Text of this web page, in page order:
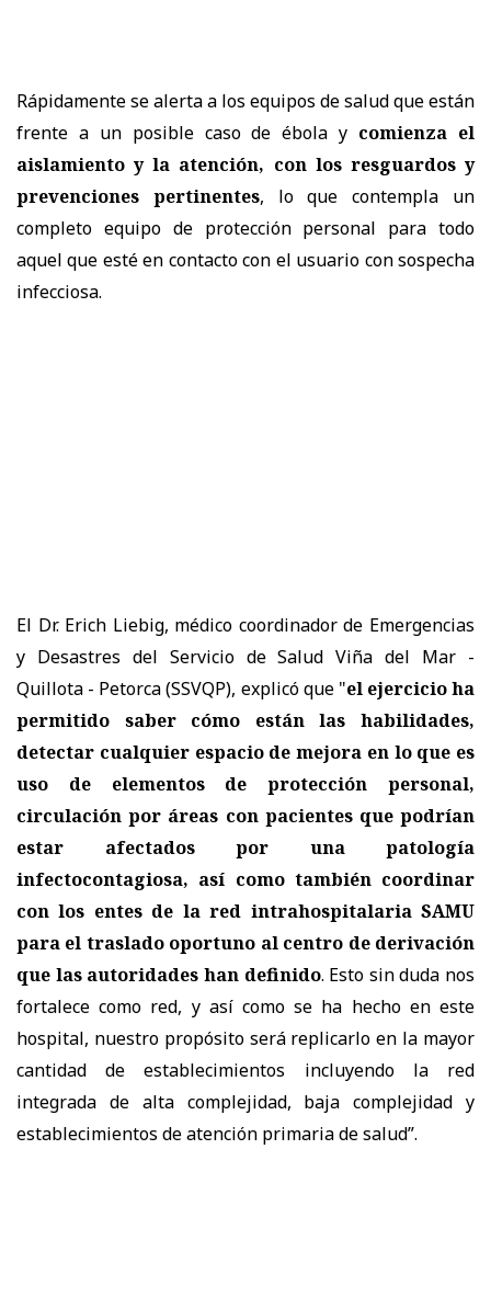
Rápidamente se alerta a los equipos de salud que están
frente a un posible caso de ébola y comienza el
aislamiento y la atención, con los resguardos y
prevenciones pertinentes, lo que contempla un
completo equipo de protección personal para todo
aquel que esté en contacto con el usuario con sospecha
infecciosa.
El Dr. Erich Liebig, médico coordinador de Emergencias
y Desastres del Servicio de Salud Viña del Mar -
Quillota - Petorca (SSVQP), explicó que "el ejercicio ha
permitido saber cómo están las habilidades,
detectar cualquier espacio de mejora en lo que es
uso de elementos de protección personal,
circulación por áreas con pacientes que podrían
estar afectados por una patología
infectocontagiosa, así como también coordinar
con los entes de la red intrahospitalaria SAMU
para el traslado oportuno al centro de derivación
que las autoridades han definido. Esto sin duda nos
fortalece como red, y así como se ha hecho en este
hospital, nuestro propósito será replicarlo en la mayor
cantidad de establecimientos incluyendo la red
integrada de alta complejidad, baja complejidad y
establecimientos de atención primaria de salud”.